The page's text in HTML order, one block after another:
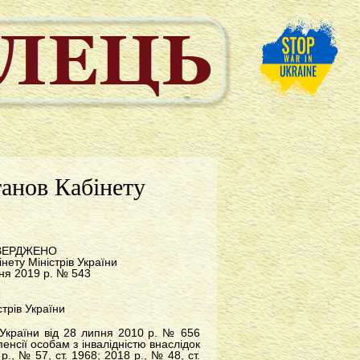
Кабінету
Міністрів України
2019 р. № 543
України
від 28 липня 2010 р. № 656
особам з інвалідністю внаслідок
р., № 57, ст. 1968; 2018 р., № 48, ст.